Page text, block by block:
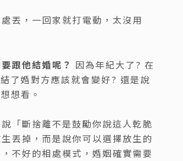
處丟，一回家就打電動，太沒用
跟他結婚呢？ 因為年紀大了? 在
了婚對方應該就會變好? 還是說
想看。
「斷捨離不是鼓勵你說這人乾脆
丟掉，而是說你可以選擇放生的
不好的相處模式，婚姻確實需要